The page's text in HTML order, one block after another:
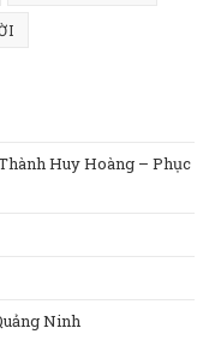
Huy Hoàng – Phục
Ninh